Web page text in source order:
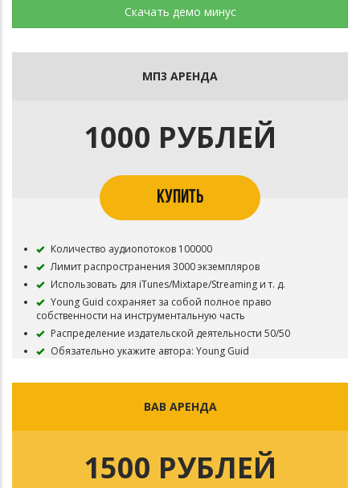
Скачать демо минус
МП3 АРЕНДА
1000 РУБЛЕЙ
КУПИТЬ
Количество аудиопотоков 100000
Лимит распространения 3000 экземпляров
Использовать для iTunes/Mixtape/Streaming и т. д.
Young Guid сохраняет за собой полное право
собственности на инструментальную часть
Распределение издательской деятельности 50/50
Обязательно укажите автора: Young Guid
ВАВ АРЕНДА
1500 РУБЛЕЙ